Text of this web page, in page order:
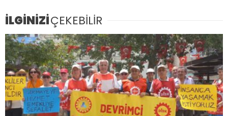
İLGİNİZİÇEKEBİLİR